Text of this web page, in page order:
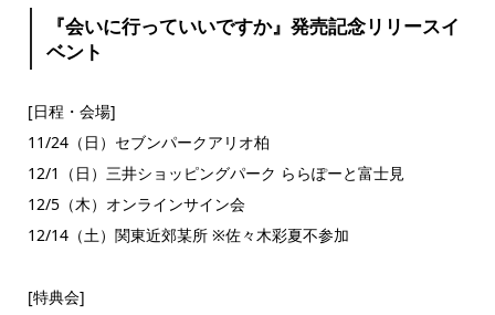
『会いに行っていいですか』発売記念リリースイ
ベント
[日程・会場]
11/24（日）セブンパークアリオ柏
12/1（日）三井ショッピングパーク ららぽーと富士見
12/5（木）オンラインサイン会
12/14（土）関東近郊某所 ※佐々木彩夏不参加
[特典会]